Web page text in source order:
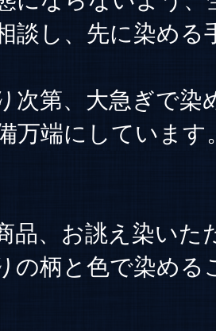
談し、先に染める
次第、大急ぎで染
万端にしています
品、お誂え染いた
の柄と色で染める